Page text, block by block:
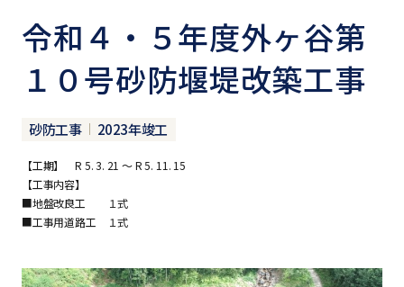
令和４・５年度外ヶ谷第
１０号砂防堰堤改築工事
砂防工事 2023年竣工
【工期】 R 5. 3. 21 ～ R 5. 11. 15
【工事内容】
■地盤改良工 １式
■工事用道路工 １式